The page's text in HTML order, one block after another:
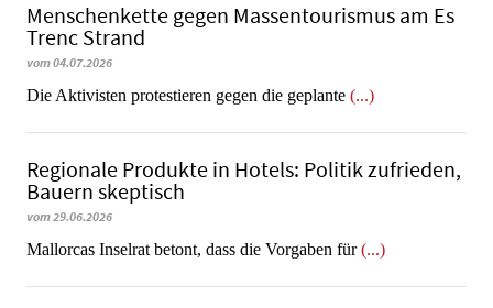
Menschenkette gegen Massentourismus am Es
Trenc Strand
vom 04.07.2026
Die Aktivisten protestieren gegen die geplante (...)
Regionale Produkte in Hotels: Politik zufrieden,
Bauern skeptisch
vom 29.06.2026
Mallorcas Inselrat betont, dass die Vorgaben für(...)